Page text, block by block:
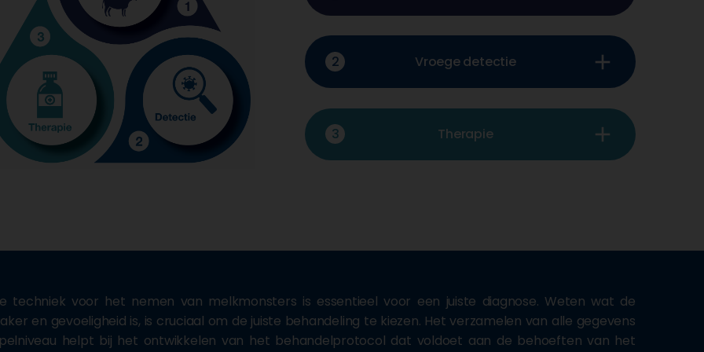
2 Vroege detectie add
3 Therapie add
techniek voor het nemen van melkmonsters is essentieel voor een juiste diagnose. Weten wat de
en gevoeligheid is, is cruciaal om de juiste behandeling te kiezen. Het verzamelen van alle gegevens
helpt bij het ontwikkelen van het behandelprotocol dat voldoet aan de behoeften van het